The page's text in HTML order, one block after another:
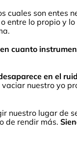
cuales son entes
lo propio y lo
cuanto
en el
nuestro yo
nuestro lugar de
de rendir más.